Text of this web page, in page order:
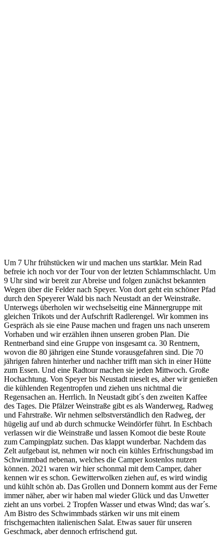
Um 7 Uhr frühstücken wir und machen uns startklar. Mein Rad
befreie ich noch vor der Tour von der letzten Schlammschlacht. Um
9 Uhr sind wir bereit zur Abreise und folgen zunächst bekannten
Wegen über die Felder nach Speyer. Von dort geht ein schöner Pfad
durch den Speyerer Wald bis nach Neustadt an der Weinstraße.
Unterwegs überholen wir wechselseitig eine Männergruppe mit
gleichen Trikots und der Aufschrift Radlerengel. Wir kommen ins
Gespräch als sie eine Pause machen und fragen uns nach unserem
Vorhaben und wir erzählen ihnen unseren groben Plan. Die
Rentnerband sind eine Gruppe von insgesamt ca. 30 Rentnern,
wovon die 80 jährigen eine Stunde vorausgefahren sind. Die 70
jährigen fahren hinterher und nachher trifft man sich in einer Hütte
zum Essen. Und eine Radtour machen sie jeden Mittwoch. Große
Hochachtung. Von Speyer bis Neustadt nieselt es, aber wir genießen
die kühlenden Regentropfen und ziehen uns nichtmal die
Regensachen an. Herrlich. In Neustadt gibt´s den zweiten Kaffee
des Tages. Die Pfälzer Weinstraße gibt es als Wanderweg, Radweg
und Fahrstraße. Wir nehmen selbstverständlich den Radweg, der
hügelig auf und ab durch schmucke Weindörfer führt. In Eschbach
verlassen wir die Weinstraße und lassen Komoot die beste Route
zum Campingplatz suchen. Das klappt wunderbar. Nachdem das
Zelt aufgebaut ist, nehmen wir noch ein kühles Erfrischungsbad im
Schwimmbad nebenan, welches die Camper kostenlos nutzen
können. 2021 waren wir hier schonmal mit dem Camper, daher
kennen wir es schon. Gewitterwolken ziehen auf, es wird windig
und kühlt schön ab. Das Grollen und Donnern kommt aus der Ferne
immer näher, aber wir haben mal wieder Glück und das Unwetter
zieht an uns vorbei. 2 Tropfen Wasser und etwas Wind; das war´s.
Am Bistro des Schwimmbads stärken wir uns mit einem
frischgemachten italienischen Salat. Etwas sauer für unseren
Geschmack, aber dennoch erfrischend gut.